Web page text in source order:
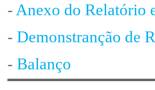
- Anexo do Relatório
- Demonstranção de
- Balanço